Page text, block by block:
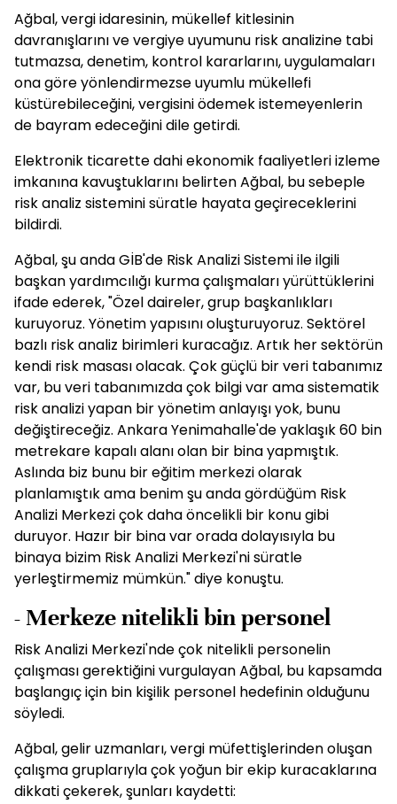
Ağbal, vergi idaresinin, mükellef kitlesinin
davranışlarını ve vergiye uyumunu risk analizine tabi
tutmazsa, denetim, kontrol kararlarını, uygulamaları
ona göre yönlendirmezse uyumlu mükellefi
küstürebileceğini, vergisini ödemek istemeyenlerin
de bayram edeceğini dile getirdi.
Elektronik ticarette dahi ekonomik faaliyetleri izleme
imkanına kavuştuklarını belirten Ağbal, bu sebeple
risk analiz sistemini süratle hayata geçireceklerini
bildirdi.
Ağbal, şu anda GİB'de Risk Analizi Sistemi ile ilgili
başkan yardımcılığı kurma çalışmaları yürüttüklerini
ifade ederek, "Özel daireler, grup başkanlıkları
kuruyoruz. Yönetim yapısını oluşturuyoruz. Sektörel
bazlı risk analiz birimleri kuracağız. Artık her sektörün
kendi risk masası olacak. Çok güçlü bir veri tabanımız
var, bu veri tabanımızda çok bilgi var ama sistematik
risk analizi yapan bir yönetim anlayışı yok, bunu
değiştireceğiz. Ankara Yenimahalle'de yaklaşık 60 bin
metrekare kapalı alanı olan bir bina yapmıştık.
Aslında biz bunu bir eğitim merkezi olarak
planlamıştık ama benim şu anda gördüğüm Risk
Analizi Merkezi çok daha öncelikli bir konu gibi
duruyor. Hazır bir bina var orada dolayısıyla bu
binaya bizim Risk Analizi Merkezi'ni süratle
yerleştirmemiz mümkün." diye konuştu.
- Merkeze nitelikli bin personel
Risk Analizi Merkezi'nde çok nitelikli personelin
çalışması gerektiğini vurgulayan Ağbal, bu kapsamda
başlangıç için bin kişilik personel hedefinin olduğunu
söyledi.
Ağbal, gelir uzmanları, vergi müfettişlerinden oluşan
çalışma gruplarıyla çok yoğun bir ekip kuracaklarına
dikkati çekerek, şunları kaydetti: